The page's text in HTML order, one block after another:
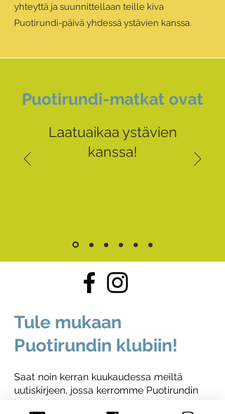
yhteyttä ja suunnittellaan teille kiva
Puotirundi-päivä yhdessä ystävien kanssa.
Puotirundi-matkat ovat
Laatuaikaa ystävien
kanssa!
Tule mukaan
Puotirundin klubiin!
Saat noin kerran kuukaudessa meiltä
uutiskirjeen, jossa kerromme Puotirundin
kuulumisista, tarjouksista, vinkeistä ja